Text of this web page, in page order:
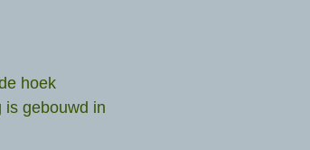
hoek
is gebouwd in